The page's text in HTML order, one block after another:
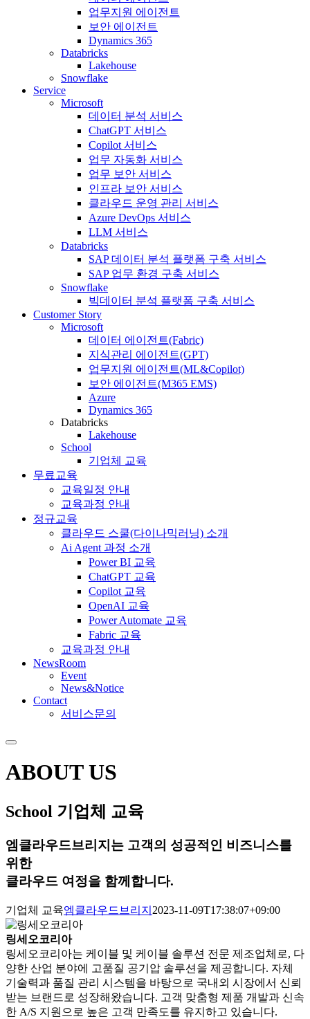
업무지원 에이전트
보안 에이전트
Dynamics 365
Databricks
Lakehouse
Snowflake
Service
Microsoft
데이터 분석 서비스
ChatGPT 서비스
Copilot 서비스
업무 자동화 서비스
업무 보안 서비스
인프라 보안 서비스
클라우드 운영 관리 서비스
Azure DevOps 서비스
LLM 서비스
Databricks
SAP 데이터 분석 플랫폼 구축 서비스
SAP 업무 환경 구축 서비스
Snowflake
빅데이터 분석 플랫폼 구축 서비스
Customer Story
Microsoft
데이터 에이전트(Fabric)
지식관리 에이전트(GPT)
업무지원 에이전트(ML&Copilot)
보안 에이전트(M365 EMS)
Azure
Dynamics 365
Databricks
Lakehouse
School
기업체 교육
무료교육
교육일정 안내
교육과정 안내
정규교육
클라우드 스쿨(다이나믹러닝) 소개
Ai Agent 과정 소개
Power BI 교육
ChatGPT 교육
Copilot 교육
OpenAI 교육
Power Automate 교육
Fabric 교육
교육과정 안내
NewsRoom
Event
News&Notice
Contact
서비스문의
ABOUT US
School 기업체 교육
엠클라우드브리지는 고객의 성공적인 비즈니스를
위한
클라우드 여정을 함께합니다.
기업체 교육엠클라우드브리지 2023-11-09T17:38:07+09:00
링세오코리아
​링세오코리아는 케이블 및 케이블 솔루션 전문 제조업체로, 다
양한 산업 분야에 고품질 공기압 솔루션을 제공합니다. 자체
기술력과 품질 관리 시스템을 바탕으로 국내외 시장에서 신뢰
받는 브랜드로 성장해왔습니다. 고객 맞춤형 제품 개발과 신속
한 A/S 지원으로 높은 고객 만족도를 유지하고 있습니다.